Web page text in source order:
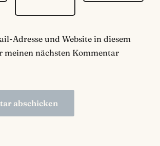
Adresse und Website in diesem
meinen nächsten Kommentar